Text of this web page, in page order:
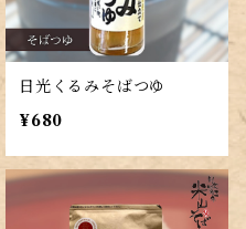
日光くるみそばつゆ
¥680